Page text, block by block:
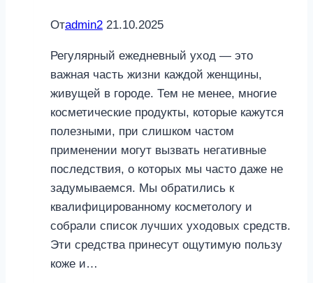
Отadmin2 21.10.2025
Регулярный ежедневный уход — это
важная часть жизни каждой женщины,
живущей в городе. Тем не менее, многие
косметические продукты, которые кажутся
полезными, при слишком частом
применении могут вызвать негативные
последствия, о которых мы часто даже не
задумываемся. Мы обратились к
квалифицированному косметологу и
собрали список лучших уходовых средств.
Эти средства принесут ощутимую пользу
коже и…